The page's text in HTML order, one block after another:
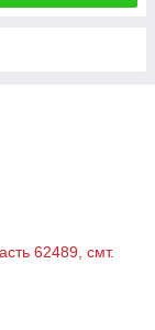
62489, смт.